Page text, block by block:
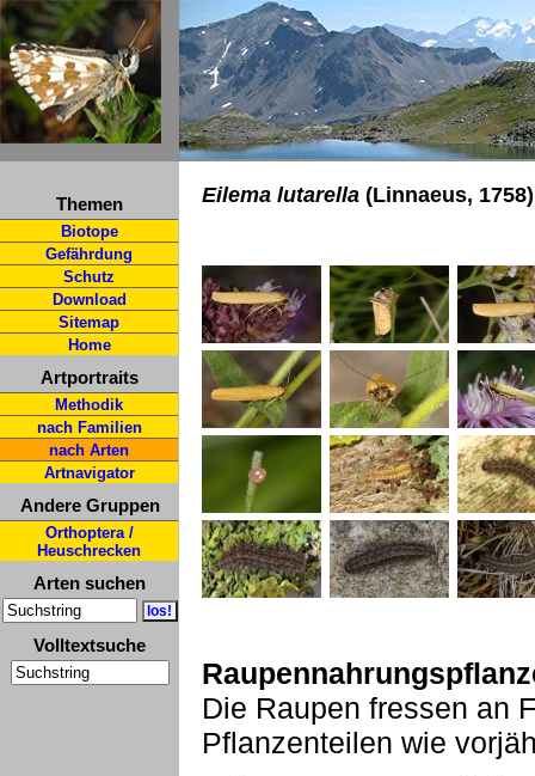
Themen
Biotope
Gefährdung
Schutz
Download
Sitemap
Home
Artportraits
Methodik
nach Familien
nach Arten
Artnavigator
Andere Gruppen
Orthoptera /
Heuschrecken
Arten suchen
Volltextsuche
Eilema lutarella (Linnaeus,
Die Raupen fressen an
Pflanzenteilen wie